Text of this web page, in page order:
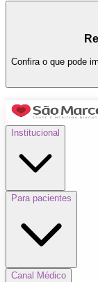
Confira o que pode
Institucional
Para pacientes
Canal Médico